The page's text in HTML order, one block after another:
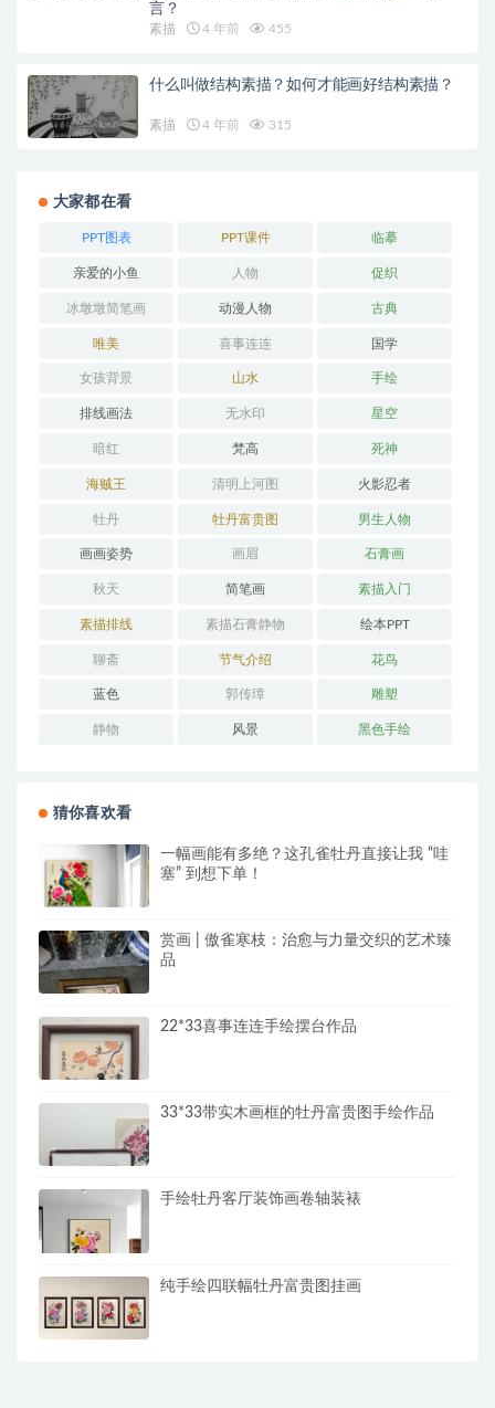
言？
素描 4 年前 455
什么叫做结构素描？如何才能画好结构素描？
素描 4 年前 315
大家都在看
PPT图表 PPT课件 临摹
亲爱的小鱼 人物 促织
冰墩墩简笔画 动漫人物 古典
唯美 喜事连连 国学
女孩背景 山水 手绘
排线画法 无水印 星空
暗红 梵高 死神
海贼王 清明上河图 火影忍者
牡丹 牡丹富贵图 男生人物
画画姿势 画眉 石膏画
秋天 简笔画 素描入门
素描排线 素描石膏静物 绘本PPT
聊斋 节气介绍 花鸟
蓝色 郭传璋 雕塑
静物 风景 黑色手绘
猜你喜欢看
一幅画能有多绝？这孔雀牡丹直接让我 “哇
塞” 到想下单！
赏画 | 傲雀寒枝：治愈与力量交织的艺术臻
品
22*33喜事连连手绘摆台作品
33*33带实木画框的牡丹富贵图手绘作品
手绘牡丹客厅装饰画卷轴装裱
纯手绘四联幅牡丹富贵图挂画